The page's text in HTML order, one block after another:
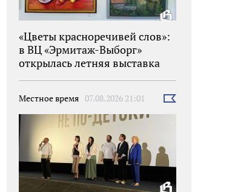
«Цветы красноречивей слов»:
в ВЦ «Эрмитаж-Выборг»
открылась летняя выставка
Местное время 07.08.2026 21:01
Выбрать